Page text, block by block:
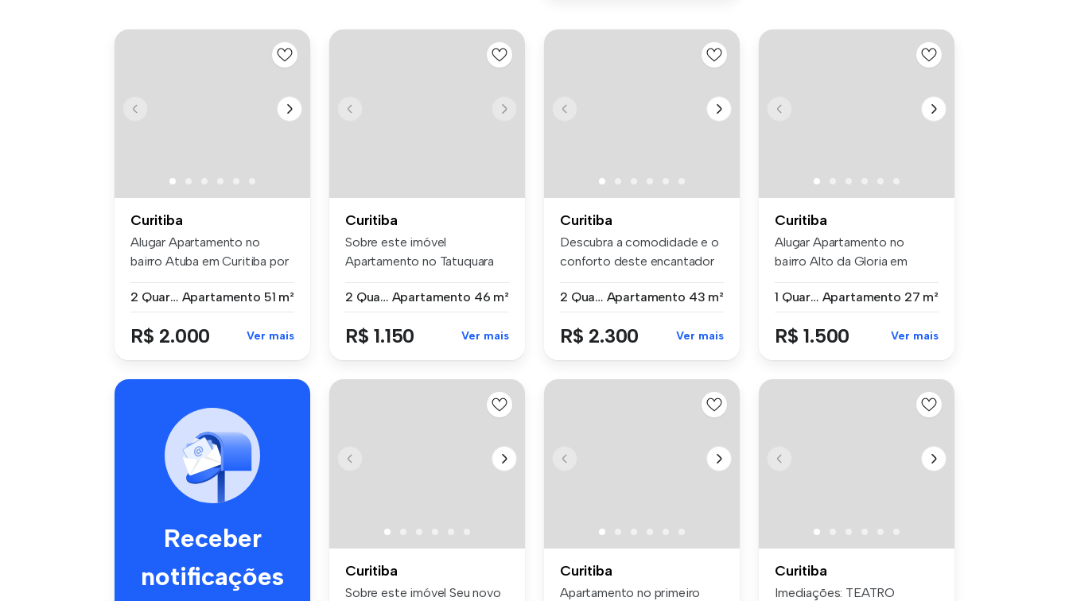
Curitiba
Alugar Apartamento no
bairro Atuba em Curitiba por
2 Quartos Apartamento 51 m²
R$ 2.000 Ver mais
Curitiba
Sobre este imóvel
Apartamento no Tatuquara
2 Quartos Apartamento 46 m²
R$ 1.150 Ver mais
Curitiba
Descubra a comodidade e o
conforto deste encantador
2 Quartos Apartamento 43 m²
R$ 2.300 Ver mais
Curitiba
Alugar Apartamento no
bairro Alto da Gloria em
1 Quarto Apartamento 27 m²
R$ 1.500 Ver mais
Receber
notificações
Curitiba
Sobre este imóvel Seu novo
Curitiba
Apartamento no primeiro
Curitiba
Imediações: TEATRO